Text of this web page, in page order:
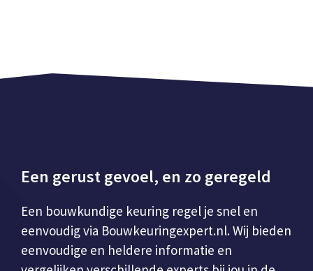
Een gerust gevoel, en zo geregeld
Een bouwkundige keuring regel je snel en
eenvoudig via Bouwkeuringexpert.nl. Wij bieden
eenvoudige en heldere informatie en